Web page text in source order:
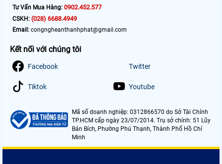
Tư Vấn Mua Hàng: 0902.452.577
CSKH: (028) 6688.4949
Email: congngheanthanhphat@gmail.com
Kết nối với chúng tôi
Facebook Twitter
Tiktok Youtube
Mã số doanh nghiệp: 0312866570 do Sở Tài Chính
TP.HCM cấp ngày 23/07/2014. Trụ sở chính: 51 Lũy
Bán Bích, Phường Phú Thạnh, Thành Phố Hồ Chí
Minh